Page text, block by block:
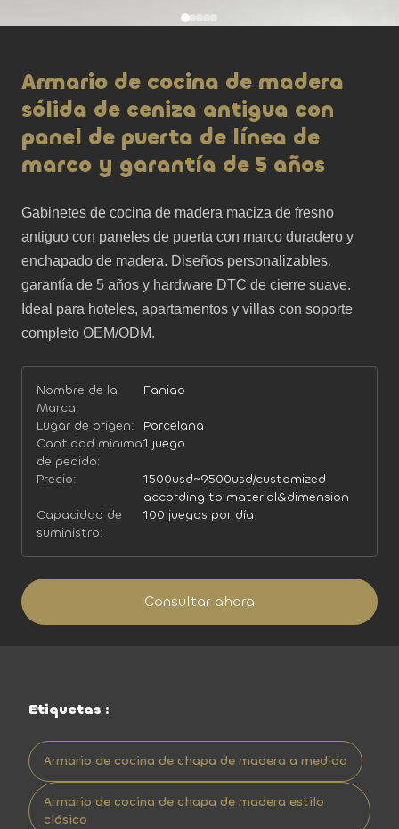
Armario de cocina de madera
sólida de ceniza antigua con
panel de puerta de línea de
marco y garantía de 5 años
Gabinetes de cocina de madera maciza de fresno
antiguo con paneles de puerta con marco duradero y
enchapado de madera. Diseños personalizables,
garantía de 5 años y hardware DTC de cierre suave.
Ideal para hoteles, apartamentos y villas con soporte
completo OEM/ODM.
Nombre de la
Marca:
Faniao
Lugar de origen:
Porcelana
Cantidad mínima
de pedido:
1 juego
Precio:
1500usd~9500usd/customized
according to material&dimension
Capacidad de
suministro:
100 juegos por día
Consultar ahora
Etiquetas :
Armario de cocina de chapa de madera a medida
Armario de cocina de chapa de madera estilo
clásico